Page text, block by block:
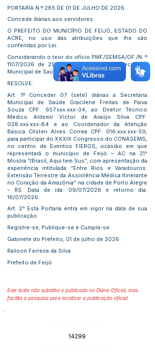
PORTARIA N.º 285 DE 01 DE JULHO DE 2026.
Concede diárias aos servidores.
O PREFEITO DO MUNICÍPIO DE FEIJÓ, ESTADO DO
ACRE, no uso das atribuições que lhe são
conferidas por Lei:
Considerando o teor do ofício PMF/SEMSA/OF./N. º
1107/2026 de 29/06/2026, oriundo da Secretaria
Municipal de Saúde.
RESOLVE:
Art. 1º Conceder 07 (sete) diárias a Secretária
Municipal de Saúde Gracilene Freitas de Paiva
Souza CPF: 657.xxx.xxx-34, ao Diretor Técnico
Médico Aldemir Victor de Araújo Silva CPF:
028.xxx.xxx-84 e ao Coordenador da Atenção
Básica Clísten Alves Correa CPF: 016.xxx.xxx-59,
para participar do XXXIX Congresso do CONASEMS,
no centro de Eventos FIERGS, ocasião em que
representará o município de Feijó – AC na 21°
Mostra “/Brasil, Aqui tem Sus”, com apresentação da
experiência intitulada “Entre Rios e Varadouros:
Extensão Terrestre da Assistência Médica Itinerante
no Coração da Amazônia” na cidade de Porto Alegre
– RS. Data de ida: 09/07/2026 e retorno dia:
16/07/2026.
Art. 2° Esta Portaria entra em vigor na data de sua
publicação.
Registre-se, Publique-se e Cumpra-se.
Gabinete do Prefeito, 01 de julho de 2026.
Railson Ferreira da Silva
Prefeito de Feijó
Este texto não substitui o publicado no Diário Oficial, mas
facilita a pesquisa para localizar a publicação oficial.
14299